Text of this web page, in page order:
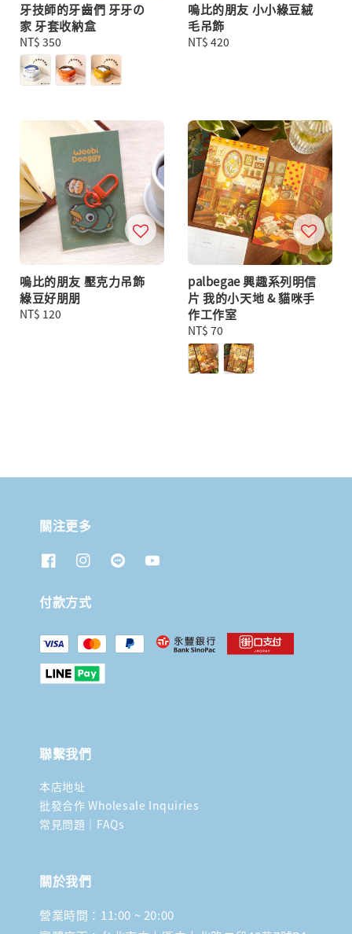
牙技師的牙齒們 牙牙の
家 牙套收納盒
Regular
price
NT$ 350
嗚比的朋友 小小綠豆絨
毛吊飾
Regular
NT$ 420
嗚比的朋友 壓克力吊飾
綠豆好朋朋
Regular
NT$ 120
palbegae 興趣系列明信
片 我的小天地 & 貓咪手
作工作室
Regular
price
NT$ 70
關注更多
付款方式
聯繫我們
本店地址
批發合作 Wholesale Inquiries
常見問題｜FAQs
關於我們
營業時間：11:00 ~ 20:00